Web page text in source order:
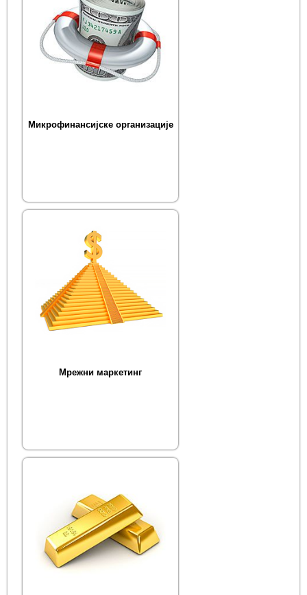
Микрофинансијске организације
Мрежни маркетинг